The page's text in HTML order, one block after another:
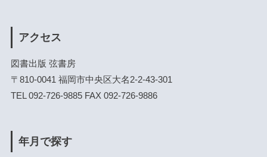
アクセス
図書出版 弦書房
〒810-0041 福岡市中央区大名2-2-43-301
TEL 092-726-9885 FAX 092-726-9886
年月で探す